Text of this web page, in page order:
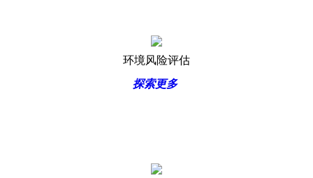
环境风险评估
探索更多